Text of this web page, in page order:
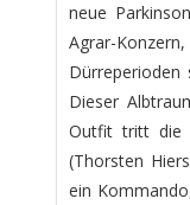
neue
Agrar-
Dieser
Outfit tritt die
(Thorsten
ein